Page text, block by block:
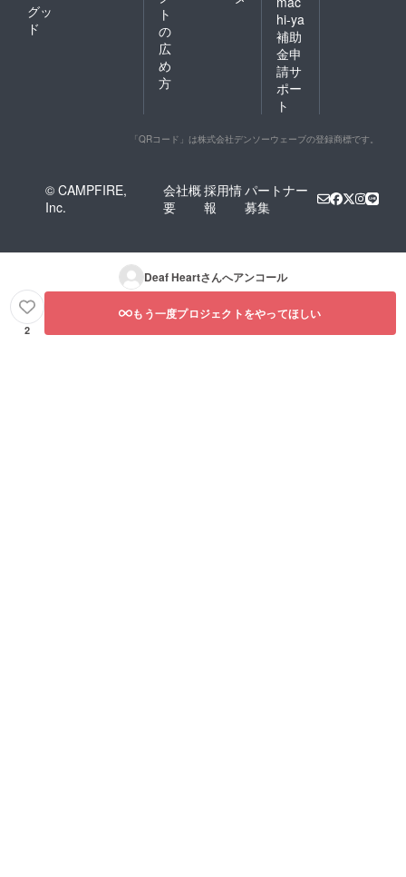
グッ
ド
ト
の
広
め
方
hi-ya
補助
金申
請サ
ポー
ト
「QRコード」は株式会社デンソーウェーブの登録商標です。
© CAMPFIRE,
Inc.
会社概
要
採用情
報
パートナー
募集
Deaf Heartさんへアンコール
2
もう一度プロジェクトをやってほしい